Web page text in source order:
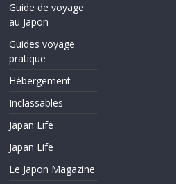
Guide de voyage
au Japon
Guides voyage
pratique
Hébergement
Inclassables
Japan Life
Japan Life
Le Japon Magazine